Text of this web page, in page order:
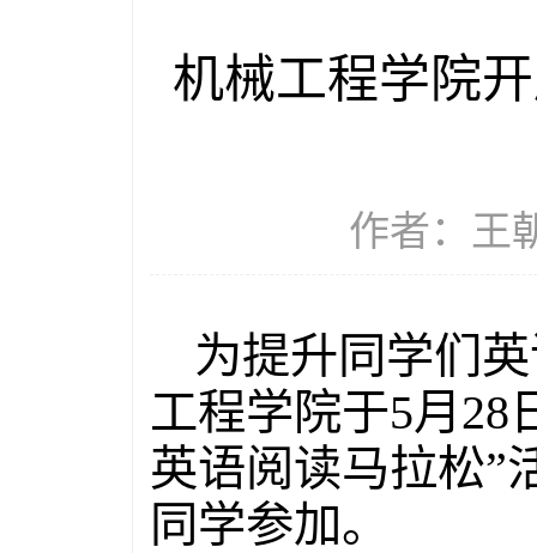
机械工程学院
作者：王
为提升同学们
工程学院于5月28
英语阅读马拉松”
同学参加。